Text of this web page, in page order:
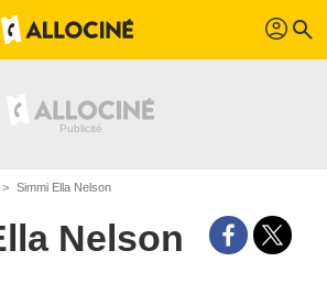
profil search
Simmi Ella Nelson
Nelson